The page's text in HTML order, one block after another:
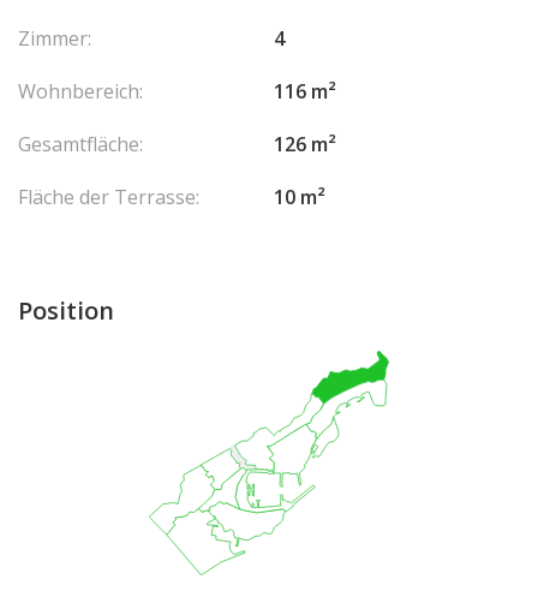
Zimmer:
4
Wohnbereich:
116 m²
Gesamtfläche:
126 m²
Fläche der Terrasse:
10 m²
Position